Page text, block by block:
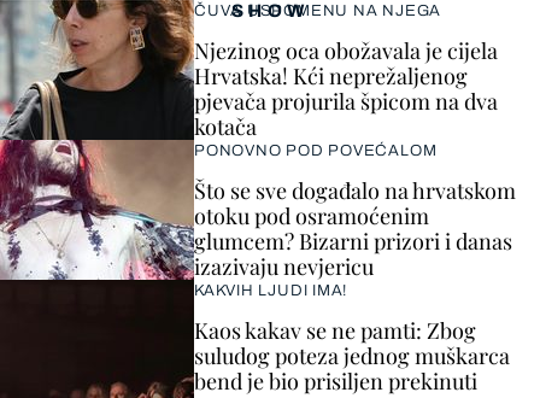
SHOW
ČUVA USPOMENU NA NJEGA
Njezinog oca obožavala je cijela
Hrvatska! Kći neprežaljenog
pjevača projurila špicom na dva
kotača
PONOVNO POD POVEĆALOM
Što se sve događalo na hrvatskom
otoku pod osramoćenim
glumcem? Bizarni prizori i danas
izazivaju nevjericu
KAKVIH LJUDI IMA!
Kaos kakav se ne pamti: Zbog
suludog poteza jednog muškarca
bend je bio prisiljen prekinuti